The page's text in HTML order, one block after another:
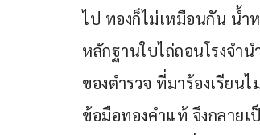
ไป ทองก็ไม่เหมือนกัน น้
หลักฐานใบไถ่ถอนโรงจำ
ของตำรวจ ที่มาร้องเรียน
ข้อมือทองคำแท้ จึงกลาย